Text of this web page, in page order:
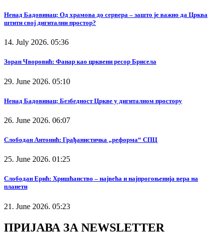
Ненад Бадовинац: Од храмова до сервера – зашто је важно да Црква
штити свој дигитални простор?
14. July 2026. 05:36
Зоран Чворовић: Фанар као црквени ресор Брисела
29. June 2026. 05:10
Ненад Бадовинац: Безбедност Цркве у дигиталном простору
26. June 2026. 06:07
Слободан Антонић: Грађанистичка „реформа“ СПЦ
25. June 2026. 01:25
Слободан Ерић: Хришћанство – највећа и најпрогоњенија вера на
планети
21. June 2026. 05:23
ПРИЈАВА ЗА NEWSLETTER